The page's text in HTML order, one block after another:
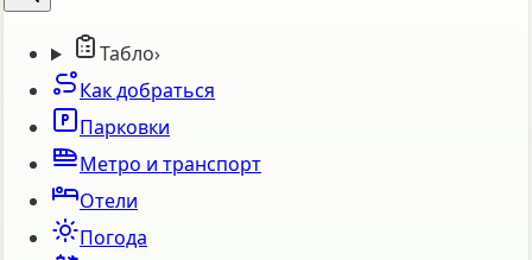
Табло›
Как добраться
Парковки
Метро и транспорт
Отели
Погода